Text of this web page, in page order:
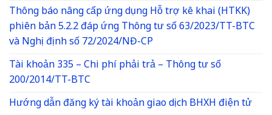
Thông báo nâng cấp ứng dụng Hỗ trợ kê khai (HTKK)
phiên bản 5.2.2 đáp ứng Thông tư số 63/2023/TT-BTC
và Nghị định số 72/2024/NĐ-CP
Tài khoản 335 – Chi phí phải trả – Thông tư số
200/2014/TT-BTC
Hướng dẫn đăng ký tài khoản giao dịch BHXH điện tử